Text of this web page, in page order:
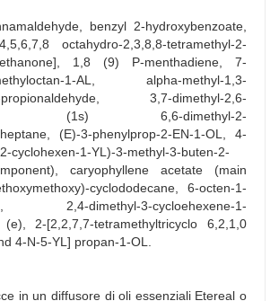
benzyl 2-hydroxybenzoate,
octahydro-2,3,8,8-tetramethyl-2-
1,8 (9) P-menthadiene, 7-
1-AL, alpha-methyl-1,3-
propionaldehyde, 3,7-dimethyl-2,6-
olo, (1s) 6,6-dimethyl-2-
(E)-3-phenylprop-2-EN-1-OL, 4-
cyclohexen-1-YL)-3-methyl-3-buten-2-
caryophyllene acetate (main
cyclododecane, 6-octen-1-
2,4-dimethyl-3-cycloehexene-1-
2-[2,2,7,7-tetramethyltricyclo 6,2,1,0
4-N-5-YL] propan-1-OL.
in un diffusore di oli essenziali Etereal o